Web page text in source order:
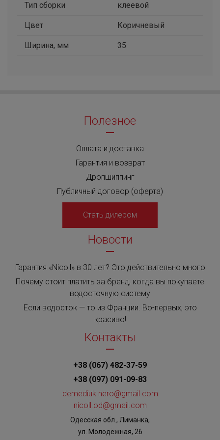
Тип сборки клеевой
Цвет Коричневый
Ширина, мм 35
Полезное
Оплата и доставка
Гарантия и возврат
Дропшиппинг
Публичный договор (оферта)
Стать дилером
Новости
Гарантия «Nicoll» в 30 лет? Это действительно много
Почему стоит платить за бренд, когда вы покупаете
водосточную систему
Если водосток — то из Франции. Во-первых, это
красиво!
Контакты
+38 (067) 482-37-59
+38 (097) 091-09-83
demediuk.nero@gmail.com
nicoll.od@gmail.com
Одесская обл., Лиманка,
ул. Молодёжная, 26